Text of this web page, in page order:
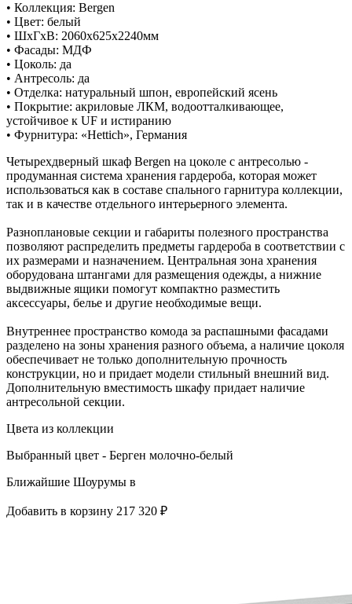
• Коллекция: Bergen
• Цвет: белый
• ШxГхВ: 2060х625х2240мм
• Фасады: МДФ
• Цоколь: да
• Антресоль: да
• Отделка: натуральный шпон, европейский ясень
• Покрытие: акриловые ЛКМ, водоотталкивающее,
устойчивое к UF и истиранию
• Фурнитура: «Hettich», Германия
Четырехдверный шкаф Bergen на цоколе с антресолью -
продуманная система хранения гардероба, которая может
использоваться как в составе спального гарнитура коллекции,
так и в качестве отдельного интерьерного элемента.
Разноплановые секции и габариты полезного пространства
позволяют распределить предметы гардероба в соответствии с
их размерами и назначением. Центральная зона хранения
оборудована штангами для размещения одежды, а нижние
выдвижные ящики помогут компактно разместить
аксессуары, белье и другие необходимые вещи.
Внутреннее пространство комода за распашными фасадами
разделено на зоны хранения разного объема, а наличие цоколя
обеспечивает не только дополнительную прочность
конструкции, но и придает модели стильный внешний вид.
Дополнительную вместимость шкафу придает наличие
антресольной секции.
Цвета из коллекции
Выбранный цвет - Берген молочно-белый
Ближайшие Шоурумы в
Добавить в корзину 217 320 ₽